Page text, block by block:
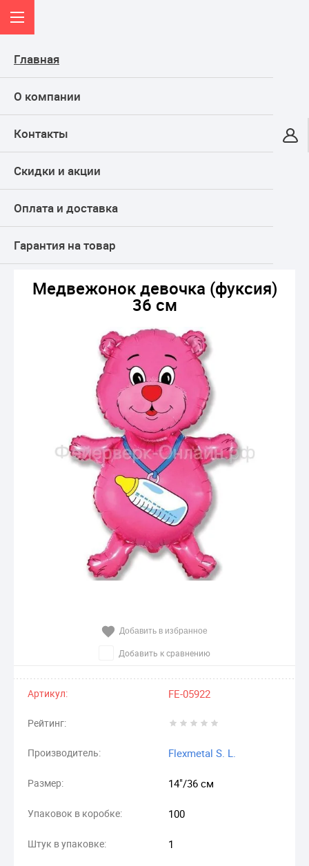
Главная
О компании
Контакты
Скидки и акции
Оплата и доставка
Гарантия на товар
Онлайн-гипермаркет
КАТАЛОГ
Воздушные шары
Фольгированные
Фигуры
Медвежонок девочка (фуксия) 36 см
Медвежонок девочка (фуксия)
36 см
Добавить в избранное
Добавить к сравнению
Артикул: FE-05922
Рейтинг:
Производитель: Flexmetal S. L.
Размер: 14"/36 см
Упаковок в коробке: 100
Штук в упаковке: 1